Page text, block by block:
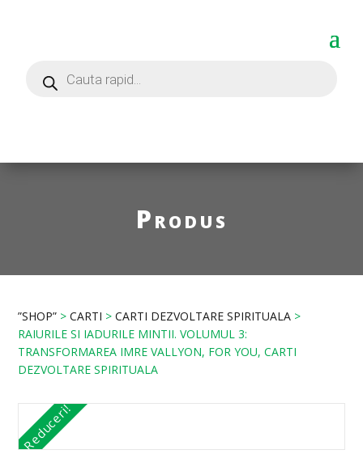
Produs
”SHOP” >CARTI >CARTI DEZVOLTARE SPIRITUALA >
RAIURILE SI IADURILE MINTII. VOLUMUL 3:
TRANSFORMAREA IMRE VALLYON, FOR YOU, CARTI
DEZVOLTARE SPIRITUALA
Reduceri!